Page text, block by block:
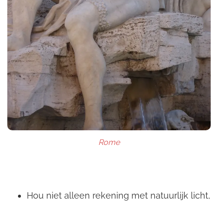
Rome
Hou niet alleen rekening met natuurlijk licht,